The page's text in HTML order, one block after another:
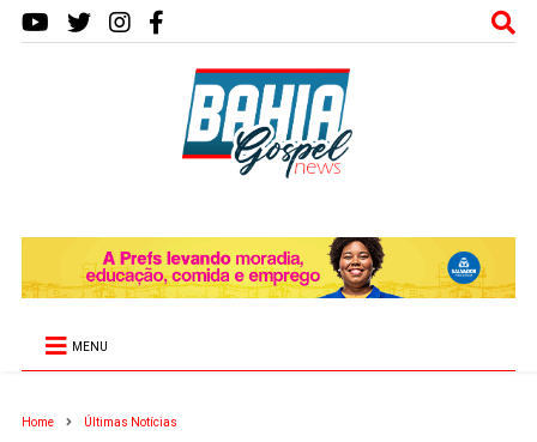
MENU
Home Últimas Notícias